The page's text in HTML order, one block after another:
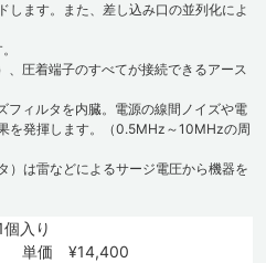
します。また、差し込み口の並列化によ
圧着端子のすべてが接続できるアース
ィルタを内臓。電源の線間ノイズや電
を発揮します。（0.5MHz～10MHzの周
）は雷などによるサージ電圧から機器を
個入り
単価 ¥14,400